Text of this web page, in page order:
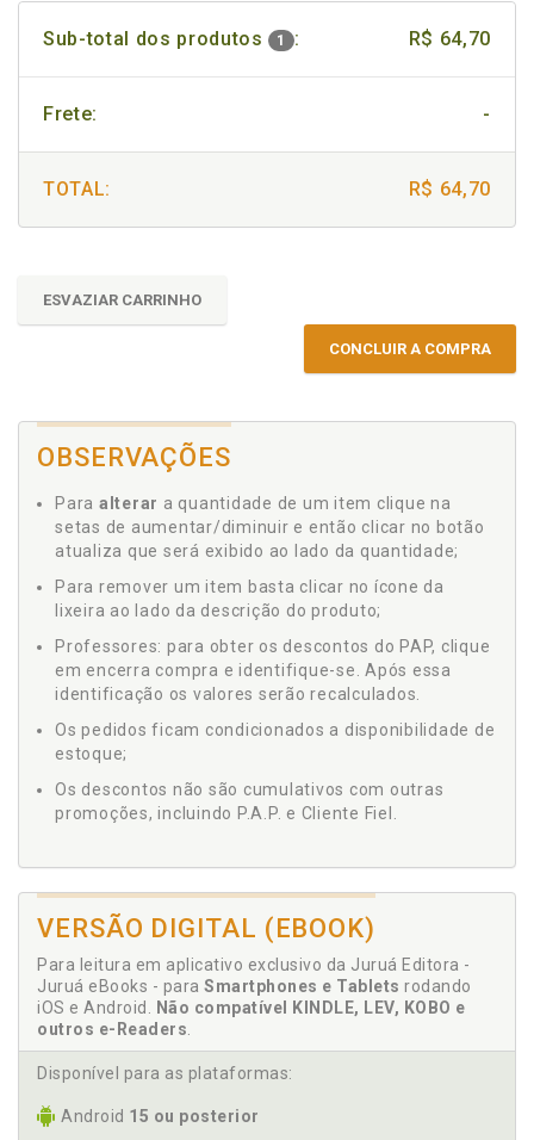
Sub-total dos produtos 1 : R$ 64,70
Frete: -
TOTAL: R$ 64,70
ESVAZIAR CARRINHO
CONCLUIR A COMPRA
OBSERVAÇÕES
Para alterar a quantidade de um item clique na
setas de aumentar/diminuir e então clicar no botão
atualiza que será exibido ao lado da quantidade;
Para remover um item basta clicar no ícone da
lixeira ao lado da descrição do produto;
Professores: para obter os descontos do PAP, clique
em encerra compra e identifique-se. Após essa
identificação os valores serão recalculados.
Os pedidos ficam condicionados a disponibilidade de
estoque;
Os descontos não são cumulativos com outras
promoções, incluindo P.A.P. e Cliente Fiel.
VERSÃO DIGITAL (EBOOK)
Para leitura em aplicativo exclusivo da Juruá Editora -
Juruá eBooks - para Smartphones e Tablets rodando
iOS e Android.
Não compatível KINDLE, LEV, KOBO e
outros e-Readers
Disponível para as plataformas:
Android 15 ou posterior